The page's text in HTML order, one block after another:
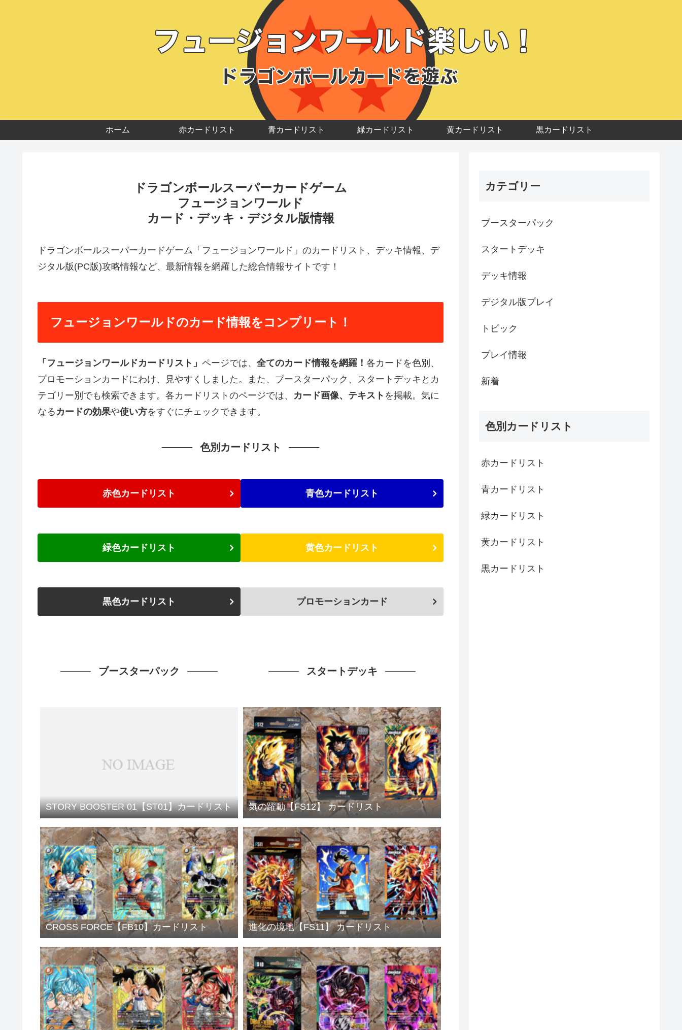
ホーム 赤カードリスト 青カードリスト 緑カードリスト 黄カードリスト 黒カードリスト
ドラゴンボールスーパーカードゲーム
フュージョンワールド
カード・デッキ・デジタル版情報
ドラゴンボールスーパーカードゲーム「フュージョンワールド」のカードリスト、デッキ情報、デ
ジタル版(PC版)攻略情報など、最新情報を網羅した総合情報サイトです！
フュージョンワールドのカード情報をコンプリート！
「フュージョンワールドカードリスト」 ページでは、 全てのカード情報を網羅！ 各カードを色別、
プロモーションカードにわけ、見やすくしました。また、ブースターパック、スタートデッキとカ
テゴリー別でも検索できます。各カードリストのページでは、 カード画像、テキスト を掲載。気に
なる カードの効果や使い方をすぐにチェックできます。
色別カードリスト
赤色カードリスト 青色カードリスト
緑色カードリスト 黄色カードリスト
黒色カードリスト プロモーションカード
ブースターパック
STORY BOOSTER 01【ST01】カードリスト
CROSS FORCE【FB10】カードリスト
スタートデッキ
気の躍動【FS12】 カードリスト
進化の境地【FS11】 カードリスト
カテゴリー
ブースターパック
スタートデッキ
デッキ情報
デジタル版プレイ
トピック
プレイ情報
新着
色別カードリスト
赤カードリスト
青カードリスト
緑カードリスト
黄カードリスト
黒カードリスト